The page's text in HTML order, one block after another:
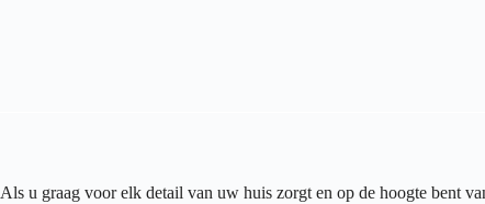
Als u graag voor elk detail van uw huis zorgt en op de hoogte bent